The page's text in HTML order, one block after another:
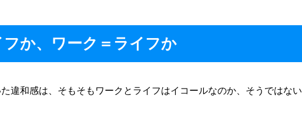
か、ワーク＝ライフか
違和感は、そもそもワークとライフはイコールなのか、そうではない